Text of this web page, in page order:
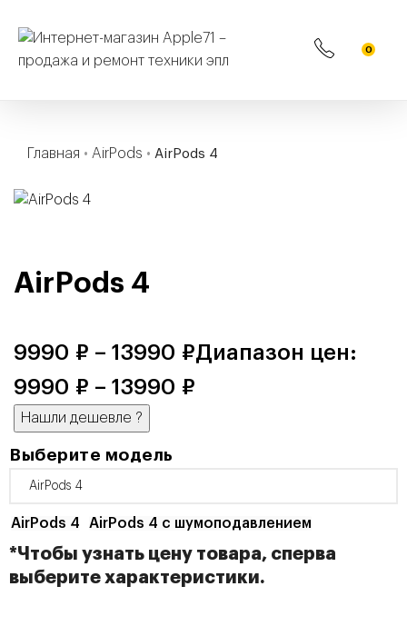
0
Главная • AirPods • AirPods 4
AirPods 4
9990 ₽ – 13990 ₽Диапазон цен:
9990 ₽ – 13990 ₽
Нашли дешевле ?
Выберите модель
AirPods 4 AirPods 4 c шумоподавлением
*Чтобы узнать цену товара, сперва
выберите характеристики.